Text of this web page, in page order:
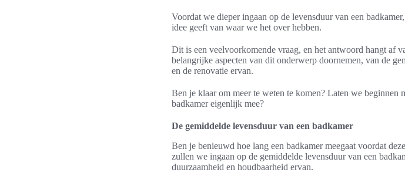
Voordat we dieper ingaan op de levensduur van een
idee geeft van waar we het over hebben.
Dit is een veelvoorkomende vraag, en het antwoord hangt
belangrijke aspecten van dit onderwerp doornemen, van de
en de renovatie ervan.
Ben je klaar om meer te weten te komen? Laten we beginnen
badkamer eigenlijk mee?
De gemiddelde levensduur van een badkamer
Ben je benieuwd hoe lang een badkamer meegaat voordat
zullen we ingaan op de gemiddelde levensduur van een
duurzaamheid en houdbaarheid ervan.